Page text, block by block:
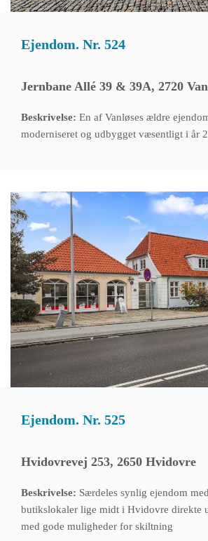
Ejendom. Nr. 524
Jernbane Allé 39 & 39A, 2720
Beskrivelse: En af Vanløses ældre
moderniseret og udbygget væsentligt i år
Ejendom. Nr. 525
Hvidovrevej 253, 2650 Hvidovre
Beskrivelse: Særdeles synlig ejendom
butikslokaler lige midt i Hvidovre direkte
med gode muligheder for skiltning